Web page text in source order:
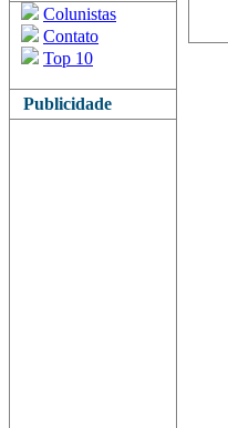
Colunistas
Contato
Top 10
Publicidade